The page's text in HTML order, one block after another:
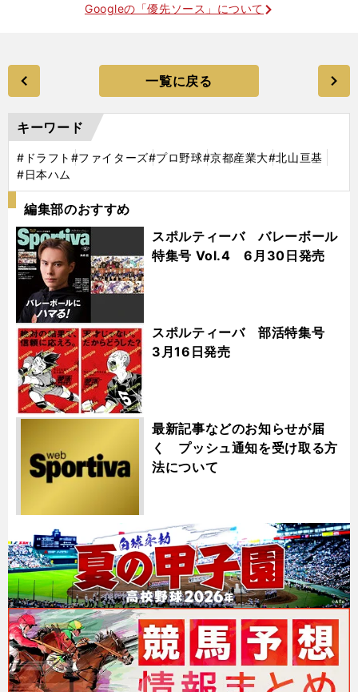
Googleの「優先ソース」について
一覧に戻る
キーワード
#ドラフト #ファイターズ#プロ野球#京都産業大#北山亘基
#日本ハム
編集部のおすすめ
スポルティーバ バレーボール
特集号 Vol.4 6月30日発売
スポルティーバ 部活特集号
3月16日発売
最新記事などのお知らせが届
く プッシュ通知を受け取る方
法について